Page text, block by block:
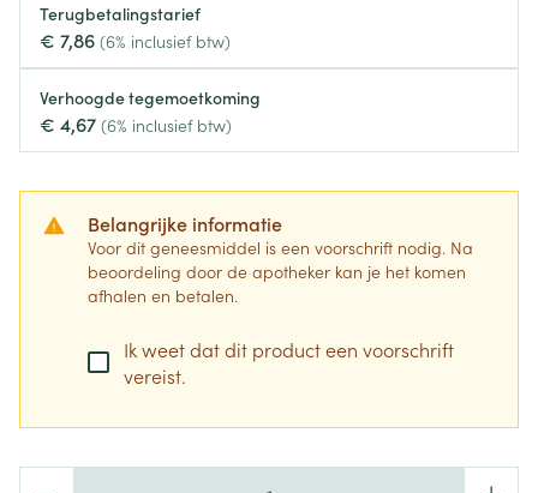
Terugbetalingstarief
€ 7,86 (6% inclusief btw)
Verhoogde tegemoetkoming
€ 4,67 (6% inclusief btw)
Belangrijke informatie
Voor dit geneesmiddel is een voorschrift nodig. Na
beoordeling door de apotheker kan je het komen
afhalen en betalen.
Ik weet dat dit product een voorschrift
vereist.